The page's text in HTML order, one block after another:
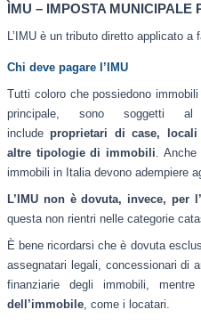
ÌMU – IMPOSTA MUNICIPALE
L’IMU è un tributo diretto applicato a
Chi deve pagare l’IMU
Tutti coloro che possiedono
principale, sono soggetti al
include proprietari di case,
altre tipologie di immobili .
immobili in Italia devono adempiere
L’IMU non è dovuta, invece, per
questa non rientri nelle categorie
È bene ricordarsi che è dovuta
assegnatari legali, concessionari di
finanziarie degli immobili, mentre
dell’immobile , come i locatari.